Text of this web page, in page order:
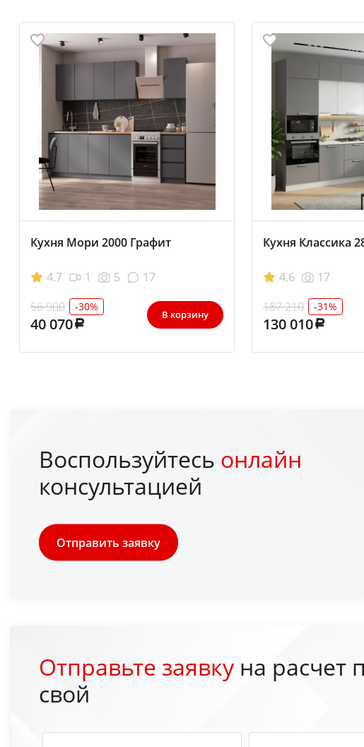
Кухня Мори 2000 Графит
4.7 1 5
17
56 900
-30%
40 070 В корзину
Кухня Классика
4.6
17
187 210
-31%
130 010
Воспользуйтесь онлайн
консультацией
Отправить заявку
Отправьте заявку на расчет
свой